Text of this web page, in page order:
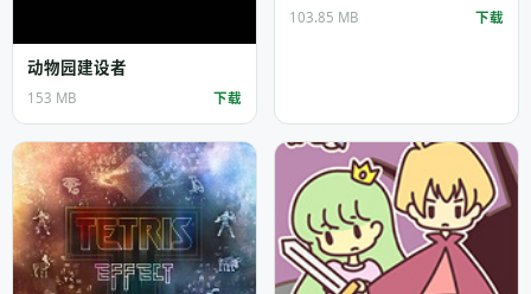
动物园建设者
153 MB 下载
103.85 MB 下载